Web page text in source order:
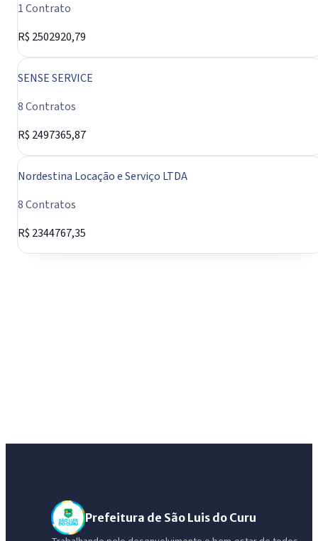
1 Contrato
R$ 2502920,79
SENSE SERVICE
8 Contratos
R$ 2497365,87
Nordestina Locação e Serviço LTDA
8 Contratos
R$ 2344767,35
Prefeitura de São Luis do Curu